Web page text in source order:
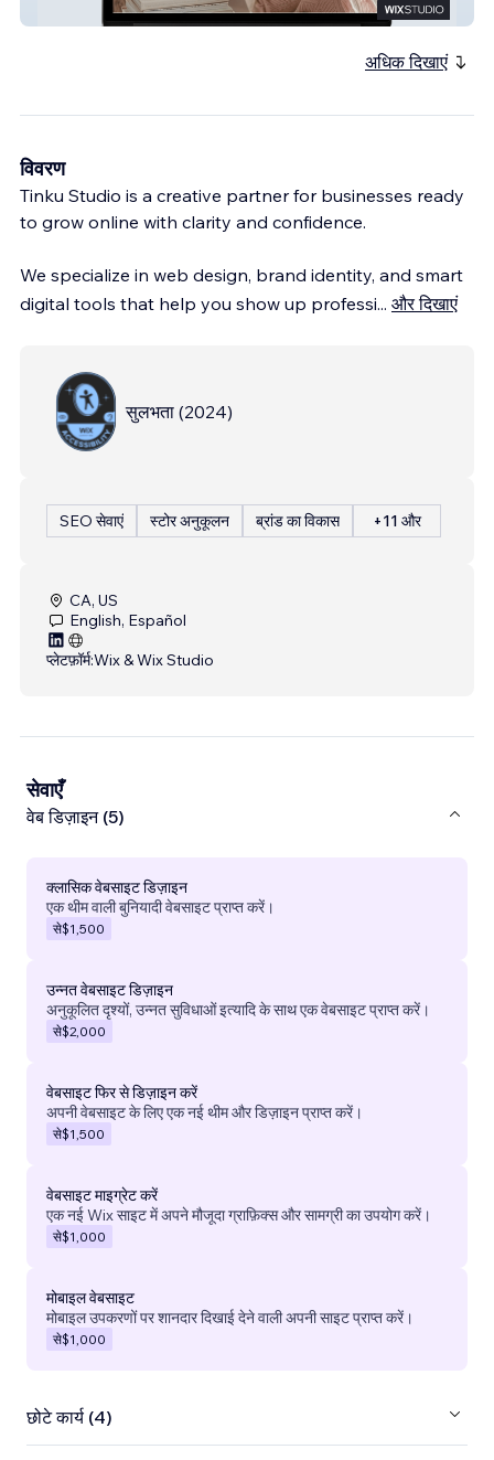
Eugenia Pancorbo
अधिक दिखाएं
विवरण
Tinku Studio is a creative partner for businesses ready
to grow online with clarity and confidence.
We specialize in web design, brand identity, and smart
digital tools that help you show up professi... और दिखाएं
सुलभता (2024)
SEO सेवाएं स्टोर अनुकूलन ब्रांड का विकास +11 और
CA, US
English, Español
प्लेटफ़ॉर्म:Wix & Wix Studio
सेवाएँ
वेब डिज़ाइन (5)
क्लासिक वेबसाइट डिज़ाइन
एक थीम वाली बुनियादी वेबसाइट प्राप्त करें।
से$1,500
उन्नत वेबसाइट डिज़ाइन
अनुकूलित दृश्यों, उन्नत सुविधाओं इत्यादि के साथ एक वेबसाइट प्राप्त करें।
से$2,000
वेबसाइट फिर से डिज़ाइन करें
अपनी वेबसाइट के लिए एक नई थीम और डिज़ाइन प्राप्त करें।
से$1,500
वेबसाइट माइग्रेट करें
एक नई Wix साइट में अपने मौजूदा ग्राफ़िक्स और सामग्री का उपयोग करें।
से$1,000
मोबाइल वेबसाइट
मोबाइल उपकरणों पर शानदार दिखाई देने वाली अपनी साइट प्राप्त करें।
से$1,000
छोटे कार्य (4)